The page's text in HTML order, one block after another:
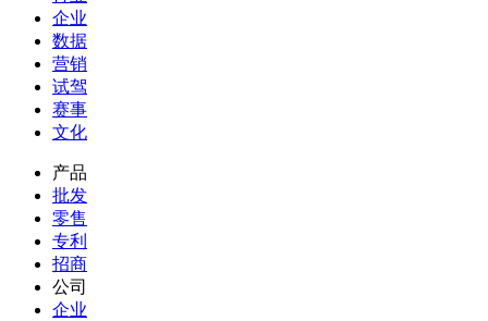
企业
数据
营销
试驾
赛事
文化
产品
批发
零售
专利
招商
公司
企业